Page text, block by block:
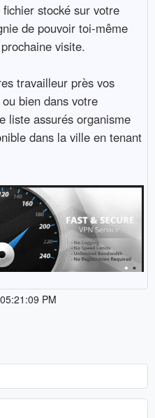
stocké sur votre
de pouvoir toi-même
visite.
travailleur près vos
bien dans votre
liste assurés organisme
dans la ville en tenant
PM